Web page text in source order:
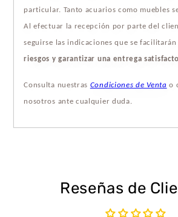
particular. Tanto acuarios como muebles
Al efectuar la recepción por parte del
seguirse las indicaciones que se facilitarán
riesgos y garantizar una entrega
Consulta nuestras Condiciones de Venta o
nosotros ante cualquier duda.
Reseñas de